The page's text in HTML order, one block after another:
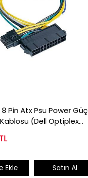
8 Pin Atx Psu Power Güç
(Dell Optiplex
TL
Ekle Satın Al